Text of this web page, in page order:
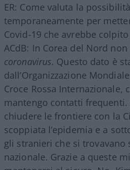
ER: Come valuta la
temporaneamente per
Covid-19 che avrebbe
ACdB: In Corea del Nord
coronavirus. Questo dato è
dall’Organizzazione
Croce Rossa Internazionale,
mantengo contatti
chiudere le frontiere con la
scoppiata l’epidemia e a
gli stranieri che si trovavano
nazionale. Grazie a queste